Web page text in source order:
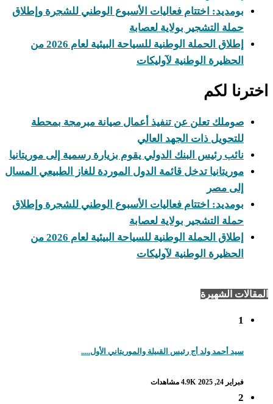
بومديد: اختتام فعاليات الأسبوع الوطني للشجرة وإطلاق
حملة التشجير بولاية لعصابة
إطلاق الحملة الوطنية للسياحة البيئية لعام 2026 من
الحظيرة الوطنية لآوليكات
لكم
صوملك تعلن عن تنفيذ أعمال صيانة مبرمجة بمحطة
للتحويل ذات الجهد العالي
نائب رئيس البنك الدولي يقوم بزيارة رسمية إلى موريتانيا
موريتانيا تدخل قائمة الدول الموردة للغاز الطبيعي المسال
إلى مصر
بومديد: اختتام فعاليات الأسبوع الوطني للشجرة وإطلاق
حملة التشجير بولاية لعصابة
إطلاق الحملة الوطنية للسياحة البيئية لعام 2026 من
الحظيرة الوطنية لآوليكات
الشهيرة
1
سيد أحمد ولد أج رئيس القبيلة والموريتاني الأول.....
فبراير 24, 2025 4.9K مشاهدات
2